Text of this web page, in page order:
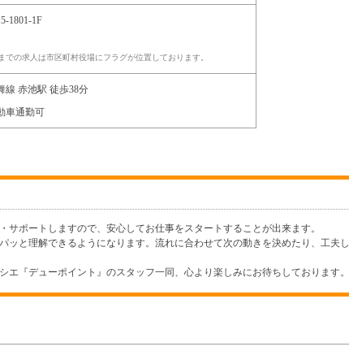
1801-1F
の求人は市区町村役場にフラグが位置しております。
線 赤池駅 徒歩38分
車通勤可
サポートしますので、安心してお仕事をスタートすることが出来ます。
ッと理解できるようになります。流れに合わせて次の動きを決めたり、工夫
エ『デューポイント』のスタッフ一同、心より楽しみにお待ちしております。